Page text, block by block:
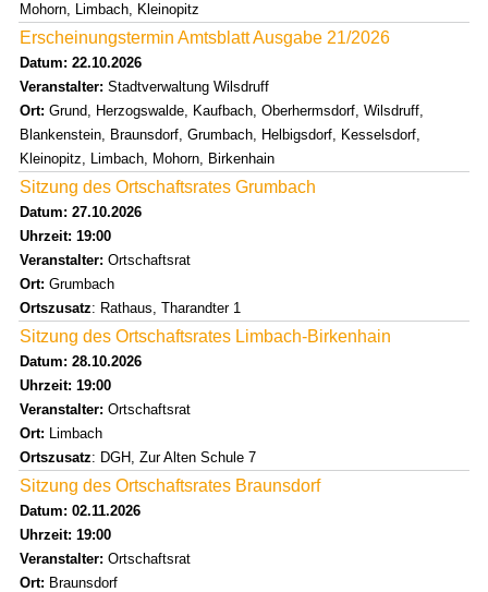
Mohorn, Limbach, Kleinopitz
Erscheinungstermin Amtsblatt Ausgabe 21/2026
Datum: 22.10.2026
Veranstalter: Stadtverwaltung Wilsdruff
Ort: Grund, Herzogswalde, Kaufbach, Oberhermsdorf, Wilsdruff,
Blankenstein, Braunsdorf, Grumbach, Helbigsdorf, Kesselsdorf,
Kleinopitz, Limbach, Mohorn, Birkenhain
Sitzung des Ortschaftsrates Grumbach
Datum: 27.10.2026
Uhrzeit: 19:00
Veranstalter: Ortschaftsrat
Ort: Grumbach
Ortszusatz: Rathaus, Tharandter 1
Sitzung des Ortschaftsrates Limbach-Birkenhain
Datum: 28.10.2026
Uhrzeit: 19:00
Veranstalter: Ortschaftsrat
Ort: Limbach
Ortszusatz: DGH, Zur Alten Schule 7
Sitzung des Ortschaftsrates Braunsdorf
Datum: 02.11.2026
Uhrzeit: 19:00
Veranstalter: Ortschaftsrat
Ort: Braunsdorf